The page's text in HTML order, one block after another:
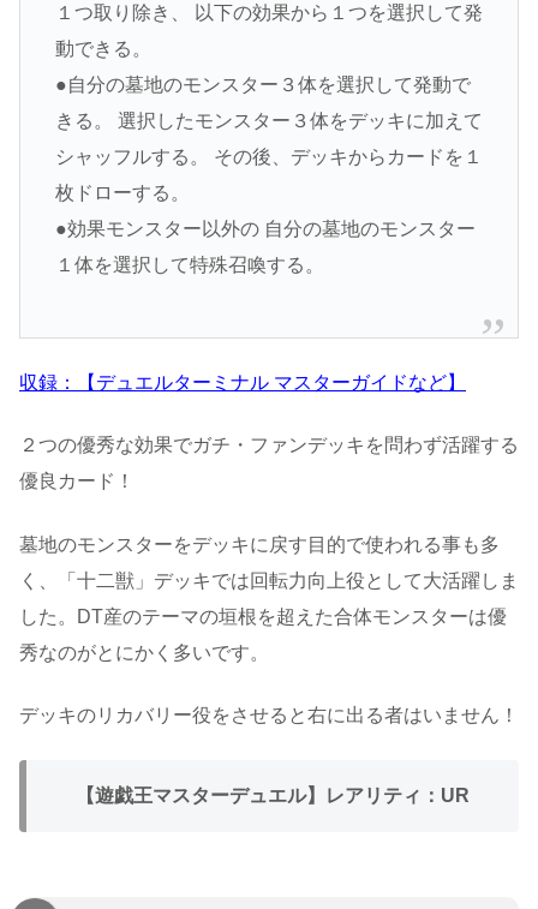
１つ取り除き、 以下の効果から１つを選択して発
動できる。
●自分の墓地のモンスター３体を選択して発動で
きる。 選択したモンスター３体をデッキに加えて
シャッフルする。 その後、デッキからカードを１
枚ドローする。
●効果モンスター以外の 自分の墓地のモンスター
１体を選択して特殊召喚する。
収録：【デュエルターミナル マスターガイドなど】
２つの優秀な効果でガチ・ファンデッキを問わず活躍する
優良カード！
墓地のモンスターをデッキに戻す目的で使われる事も多
く、「十二獣」デッキでは回転力向上役として大活躍しま
した。DT産のテーマの垣根を超えた合体モンスターは優
秀なのがとにかく多いです。
デッキのリカバリー役をさせると右に出る者はいません！
【遊戯王マスターデュエル】レアリティ：UR